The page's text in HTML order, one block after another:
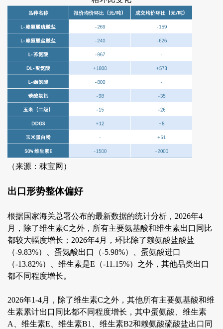
（来源：秣宝网）
出口形势整体偏好
根据国家海关总署公布的最新数据的统计分析，2026年4
月，除了维生素C之外，所有主要氨基酸和维生素出口同比
都较大幅度增长；2026年4月，环比除了赖氨酸盐酸盐
（-9.83%）、蛋氨酸出口（-5.98%）、蛋氨酸进口
（-13.82%）、维生素是E（-11.15%）之外，其他品类出口
都不同程度增长。
2026年1-4月，除了维生素C之外，其他所有主要氨基酸和维
生素累计出口同比都不同程度增长，其中蛋氨酸、维生素
A、维生素E、维生素B1、维生素B2和赖氨酸硫酸盐出口同